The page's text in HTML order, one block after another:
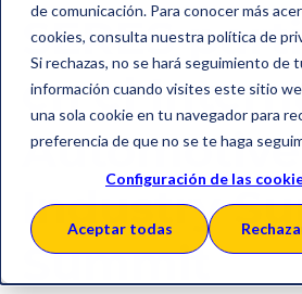
de comunicación. Para conocer más
cookies, consulta nuestra política de
Si rechazas, no se hará seguimiento de
información cuando visites este sitio
una sola cookie en tu navegador para
preferencia de que no se te haga
Configuración de las
Aceptar todas
SERES
en el
Automotive
Industry
Summit